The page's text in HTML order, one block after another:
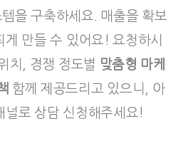
을 구축하세요. 매출을 확보
만들 수 있어요! 요청하시
치, 경쟁 정도별 맞춤형 마케
함께 제공드리고 있으니, 아
널로 상담 신청해주세요!